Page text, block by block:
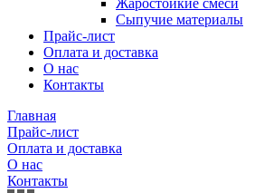
Сыпучие материалы
Прайс-лист
Оплата и доставка
О нас
Контакты
Главная
Прайс-лист
Оплата и доставка
О нас
Контакты